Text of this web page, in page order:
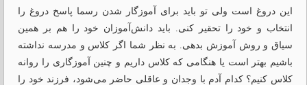
این دروغ است ولی تو باید برای آموزگار شدن رسما پاسخ دروغ را
انتخاب و‌ خود را تحقیر کنی. باید دانش‌آموزان خود را هم بر همین
سیاق و روش آموزش بدهی. به نظر شما اگر کلاس و مدرسه نداشته
باشیم بهتر است یا هنگامی که کلاس داریم و چنین آموزگاری را روانه
کلاس کنیم؟ کدام آدم با وجدان و عاقلی حاضر می‌شود، فرزند خود را